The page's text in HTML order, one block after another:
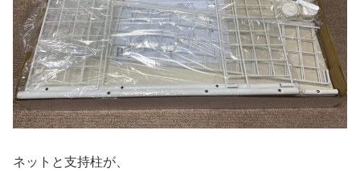
ネットと支持柱が、